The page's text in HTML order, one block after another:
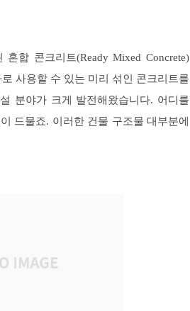
혼합 콘크리트(Ready Mixed Concrete)
사용할 수 있는 미리 섞인 콘크리트를
분야가 크게 발전해왔습니다. 어디를
드물죠. 이러한 건물 구조물 대부분에